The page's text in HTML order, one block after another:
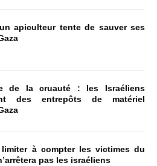
apiculteur tente de sauver ses
de la cruauté : les Israéliens
des entrepôts de matériel
à compter les victimes du
pas les israéliens